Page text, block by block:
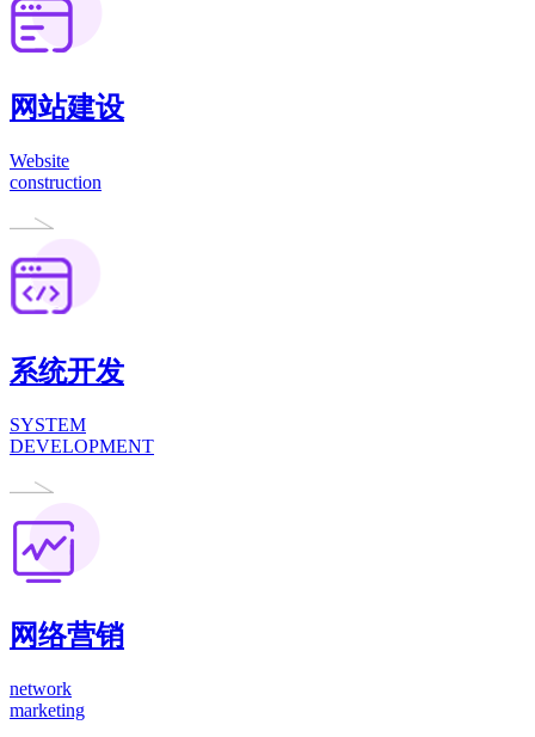
网站建设
Website
construction
系统开发
SYSTEM
DEVELOPMENT
网络营销
network
marketing